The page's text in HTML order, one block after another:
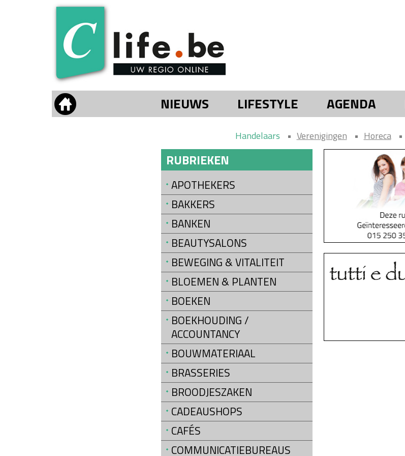
NIEUWS LIFESTYLE AGENDA
Handelaars Verenigingen Horeca
RUBRIEKEN
APOTHEKERS
BAKKERS
BANKEN
BEAUTYSALONS
BEWEGING & VITALITEIT
BLOEMEN & PLANTEN
BOEKEN
BOEKHOUDING /
ACCOUNTANCY
BOUWMATERIAAL
BRASSERIES
BROODJESZAKEN
CADEAUSHOPS
CAFÉS
COMMUNICATIEBUREAUS